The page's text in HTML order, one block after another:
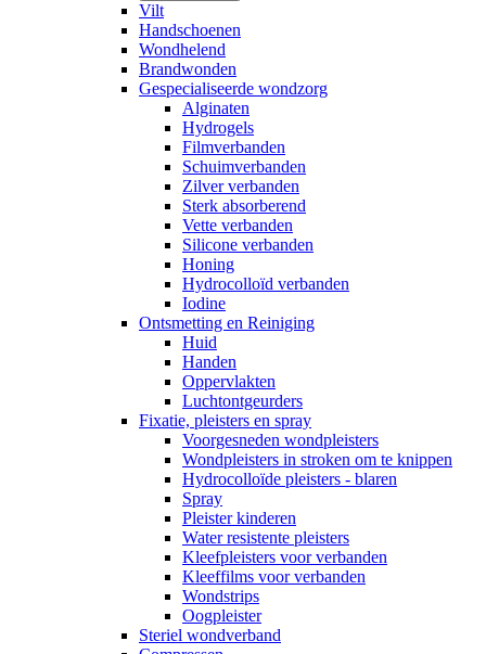
Vilt
Handschoenen
Wondhelend
Brandwonden
Gespecialiseerde wondzorg
Alginaten
Hydrogels
Filmverbanden
Schuimverbanden
Zilver verbanden
Sterk absorberend
Vette verbanden
Silicone verbanden
Honing
Hydrocolloïd verbanden
Iodine
Ontsmetting en Reiniging
Huid
Handen
Oppervlakten
Luchtontgeurders
Fixatie, pleisters en spray
Voorgesneden wondpleisters
Wondpleisters in stroken om te knippen
Hydrocolloïde pleisters - blaren
Spray
Pleister kinderen
Water resistente pleisters
Kleefpleisters voor verbanden
Kleeffilms voor verbanden
Wondstrips
Oogpleister
Steriel wondverband